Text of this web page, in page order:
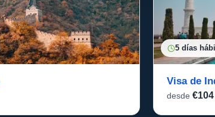
5 días
Visa de
desde€104